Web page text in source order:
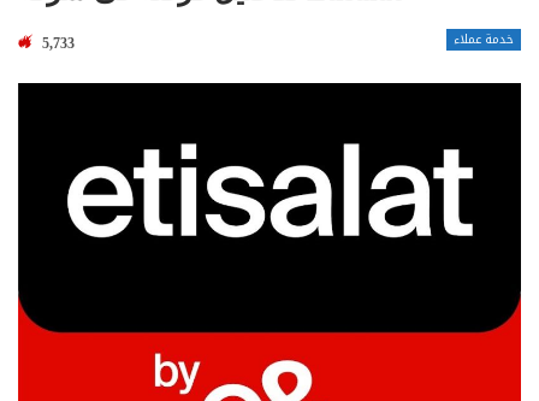
خدمة عملاء 5,733